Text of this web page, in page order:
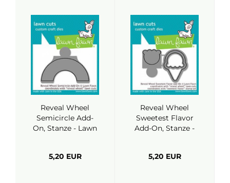
Reveal Wheel
Semicircle Add-
On, Stanze - Lawn
5,20 EUR
Reveal Wheel
Sweetest Flavor
Add-On, Stanze -
5,20 EUR